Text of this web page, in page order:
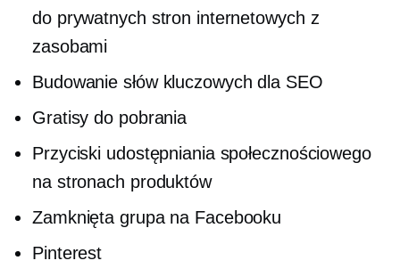
do prywatnych stron internetowych z
zasobami
Budowanie słów kluczowych dla SEO
Gratisy do pobrania
Przyciski udostępniania społecznościowego
na stronach produktów
Zamknięta grupa na Facebooku
Pinterest